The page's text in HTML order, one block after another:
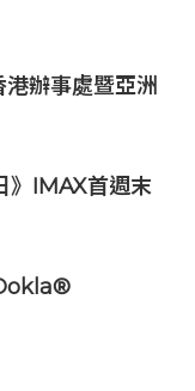
辦事處暨亞洲
》IMAX首週末